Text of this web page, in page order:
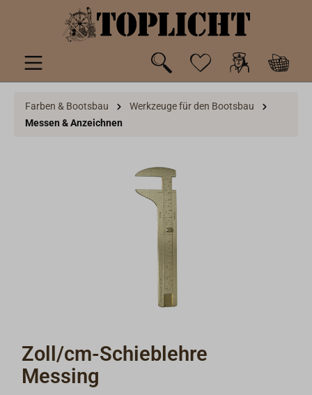
springen
Farben & Bootsbau
Werkzeuge für den Bootsbau
Messen & Anzeichnen
Zoll/cm-Schieblehre
Messing